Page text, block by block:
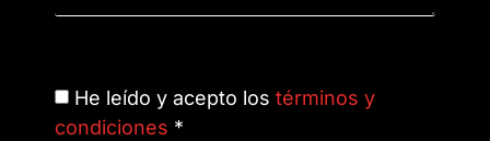
He leído y acepto los términos y
condiciones *